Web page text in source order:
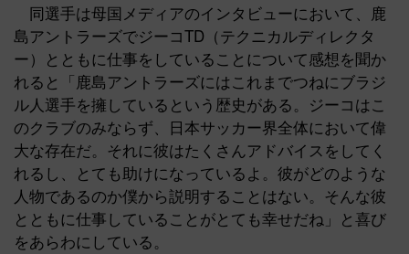
同選手は母国メディアのインタビューにおいて、鹿
島アントラーズでジーコTD（テクニカルディレクタ
ー）とともに仕事をしていることについて感想を聞か
れると「鹿島アントラーズにはこれまでつねにブラジ
ル人選手を擁しているという歴史がある。ジーコはこ
のクラブのみならず、日本サッカー界全体において偉
大な存在だ。それに彼はたくさんアドバイスをしてく
れるし、とても助けになっているよ。彼がどのような
人物であるのか僕から説明することはない。そんな彼
とともに仕事していることがとても幸せだね」と喜び
をあらわにしている。